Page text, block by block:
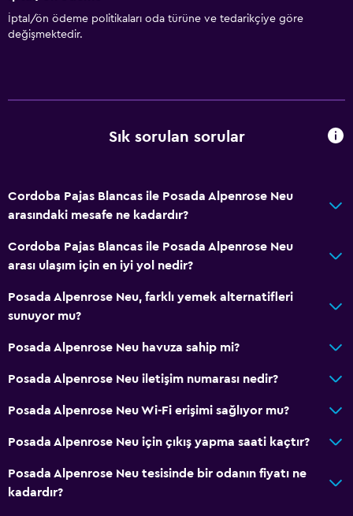
İptal/ön ödeme politikaları oda türüne ve tedarikçiye göre
değişmektedir.
Sık sorulan sorular
Cordoba Pajas Blancas ile Posada Alpenrose Neu
arasındaki mesafe ne kadardır?
Cordoba Pajas Blancas ile Posada Alpenrose Neu
arası ulaşım için en iyi yol nedir?
Posada Alpenrose Neu, farklı yemek alternatifleri
sunuyor mu?
Posada Alpenrose Neu havuza sahip mi?
Posada Alpenrose Neu iletişim numarası nedir?
Posada Alpenrose Neu Wi-Fi erişimi sağlıyor mu?
Posada Alpenrose Neu için çıkış yapma saati kaçtır?
Posada Alpenrose Neu tesisinde bir odanın fiyatı ne
kadardır?